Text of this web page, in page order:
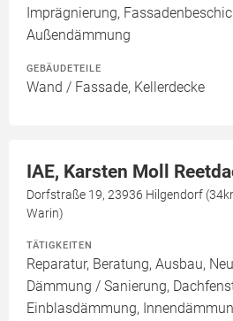
Imprägnierung,
Außendämmung
GEBÄUDETEILE
Wand / Fassade, Kellerdecke
IAE, Karsten Moll
Dorfstraße 19, 23936 Hilgendorf
Warin)
TÄTIGKEITEN
Reparatur, Beratung, Ausbau,
Dämmung / Sanierung,
Einblasdämmung,